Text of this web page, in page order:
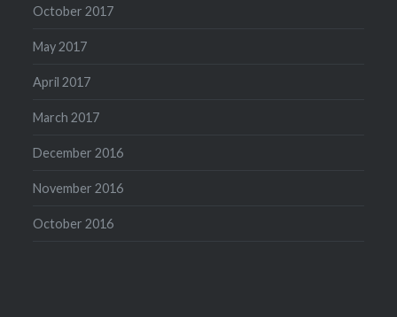
October 2017
May 2017
April 2017
March 2017
December 2016
November 2016
October 2016